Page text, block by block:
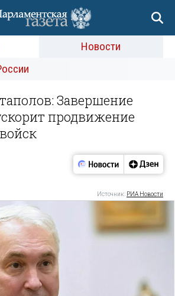
Новости
Завершение
продвижение
Источник: РИА Новости